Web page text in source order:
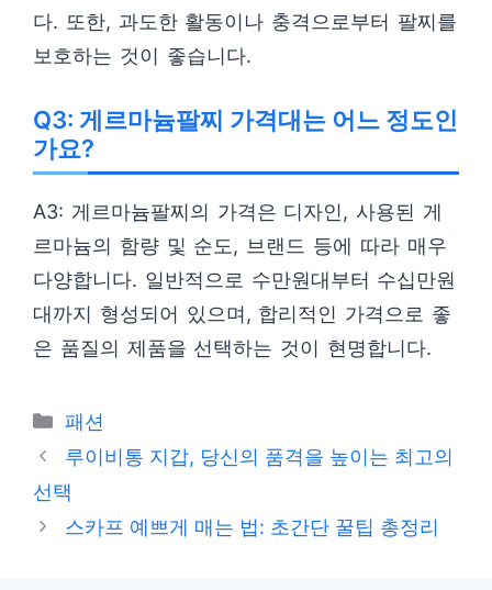
다. 또한, 과도한 활동이나 충격으로부터 팔찌를
보호하는 것이 좋습니다.
Q3: 게르마늄팔찌 가격대는 어느 정도인
가요?
A3: 게르마늄팔찌의 가격은 디자인, 사용된 게
르마늄의 함량 및 순도, 브랜드 등에 따라 매우
다양합니다. 일반적으로 수만원대부터 수십만원
대까지 형성되어 있으며, 합리적인 가격으로 좋
은 품질의 제품을 선택하는 것이 현명합니다.
카
테
리
패션
루이비통 지갑, 당신의 품격을 높이는 최고의
선택
스카프 예쁘게 매는 법: 초간단 꿀팁 총정리